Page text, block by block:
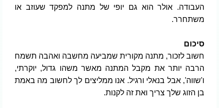
העבודה. אולר הוא גם יופי של מתנה למפקד שעוזב או
משתחרר.
סיכום
חשוב לזכור, מתנה מקורית שמביעה מחשבה ואהבה תשמח
הרבה יותר את מקבל המתנה מאשר משהו גדול, יוקרתי,
ו'שווה', אבל בנאלי ורגיל. אנו ממליצים לך לחשוב מה באמת
בן הזוג שלך צריך ואת זה לקנות.